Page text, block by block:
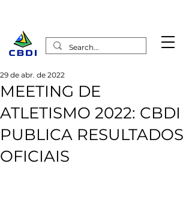
MEETING DE
ATLETISMO 2022: CBDI
PUBLICA RESULTADOS
OFICIAIS
29 de abr. de 2022